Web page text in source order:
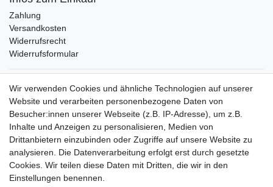
Zahlung
Versandkosten
Widerrufsrecht
Widerrufsformular
Verpackungslizenz
bei der Landbell AG
Zahlungsarten
Vorabüberweisung
Rechnungskauf
Zahlung bei Abholung
PayPal (inkl. Kreditkarten)
Wir verwenden Cookies und ähnliche Technologien auf unserer
Website und verarbeiten personenbezogene Daten von
Besucher:innen unserer Webseite (z.B. IP-Adresse), um z.B.
Inhalte und Anzeigen zu personalisieren, Medien von
Drittanbietern einzubinden oder Zugriffe auf unsere Website zu
analysieren. Die Datenverarbeitung erfolgt erst durch gesetzte
Cookies. Wir teilen diese Daten mit Dritten, die wir in den
Einstellungen benennen.